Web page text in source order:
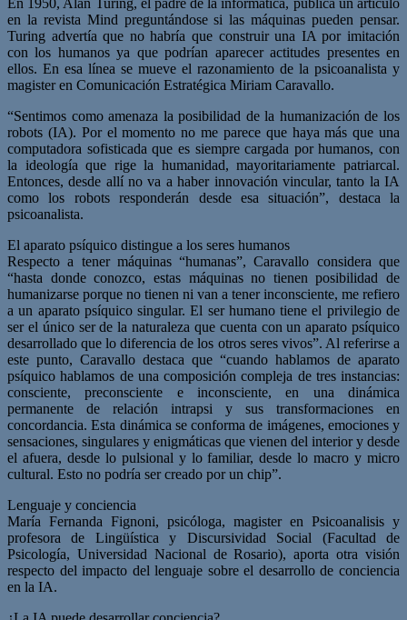
en la revista Mind preguntándose si las máquinas pueden pensar.
Turing advertía que no habría que construir una IA por imitación
con los humanos ya que podrían aparecer actitudes presentes en
ellos. En esa línea se mueve el razonamiento de la psicoanalista y
magister en Comunicación Estratégica Miriam Caravallo.
“Sentimos como amenaza la posibilidad de la humanización de los
robots (IA). Por el momento no me parece que haya más que una
computadora sofisticada que es siempre cargada por humanos, con
la ideología que rige la humanidad, mayoritariamente patriarcal.
Entonces, desde allí no va a haber innovación vincular, tanto la IA
como los robots responderán desde esa situación”, destaca la
psicoanalista.
El aparato psíquico distingue a los seres humanos
Respecto a tener máquinas “humanas”, Caravallo considera que
“hasta donde conozco, estas máquinas no tienen posibilidad de
humanizarse porque no tienen ni van a tener inconsciente, me refiero
a un aparato psíquico singular. El ser humano tiene el privilegio de
ser el único ser de la naturaleza que cuenta con un aparato psíquico
desarrollado que lo diferencia de los otros seres vivos”. Al referirse a
este punto, Caravallo destaca que “cuando hablamos de aparato
psíquico hablamos de una composición compleja de tres instancias:
consciente, preconsciente e inconsciente, en una dinámica
permanente de relación intrapsi y sus transformaciones en
concordancia. Esta dinámica se conforma de imágenes, emociones y
sensaciones, singulares y enigmáticas que vienen del interior y desde
el afuera, desde lo pulsional y lo familiar, desde lo macro y micro
cultural. Esto no podría ser creado por un chip”.
Lenguaje y conciencia
María Fernanda Fignoni, psicóloga, magister en Psicoanalisis y
profesora de Lingüística y Discursividad Social (Facultad de
Psicología, Universidad Nacional de Rosario), aporta otra visión
respecto del impacto del lenguaje sobre el desarrollo de conciencia
en la IA.